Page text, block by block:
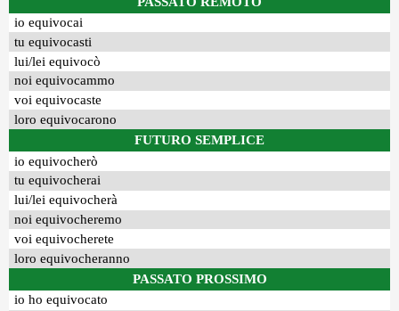
io equivocai
tu equivocasti
lui/lei equivocò
noi equivocammo
voi equivocaste
loro equivocarono
FUTURO SEMPLICE
io equivocherò
tu equivocherai
lui/lei equivocherà
noi equivocheremo
voi equivocherete
loro equivocheranno
PASSATO PROSSIMO
io ho equivocato